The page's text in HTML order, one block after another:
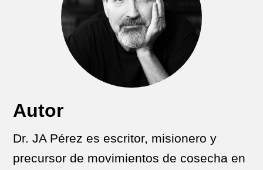
Autor
Dr. JA Pérez es escritor, misionero y
precursor de movimientos de cosecha en